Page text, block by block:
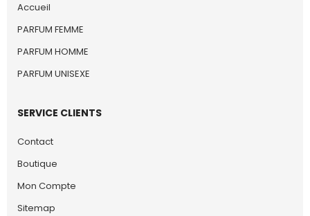
Accueil
PARFUM FEMME
PARFUM HOMME
PARFUM UNISEXE
SERVICE CLIENTS
Contact
Boutique
Mon Compte
Sitemap